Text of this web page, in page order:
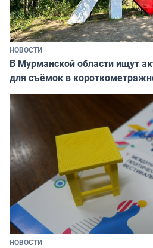
НОВОСТИ
В Мурманской области ищут
для съёмок в
НОВОСТИ